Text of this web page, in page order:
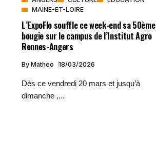
MAINE-ET-LOIRE
L’ExpoFlo souffle ce week-end sa 50ème
bougie sur le campus de l’Institut Agro
Rennes-Angers
By Matheo 18/03/2026
Dès ce vendredi 20 mars et jusqu’à
dimanche ,...